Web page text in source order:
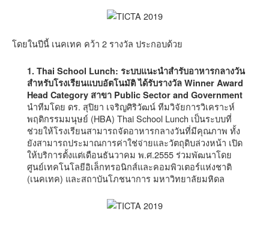
โดยในปีนี้ เนคเทค คว้า 2 รางวัล ประกอบด้วย
1. Thai School Lunch: ระบบแนะนำสำรับอาหารกลางวัน
สำหรับโรงเรียนแบบอัตโนมัติ ได้รับรางวัล Winner Award
Head Category สาขา Public Sector and Government
นำทีมโดย ดร. สุปิยา เจริญศิริวัฒน์ ทีมวิจัยการวิเคราะห์
พฤติกรรมมนุษย์ (HBA) Thai School Lunch เป็นระบบที่
ช่วยให้โรงเรียนสามารถจัดอาหารกลางวันที่มีคุณภาพ ทั้ง
ยังสามารถประมาณการค่าใช่จ่ายและวัตถุดิบล่วงหน้า เปิด
ให้บริการตั้งแต่เดือนธันวาคม พ.ศ.2555 ร่วมพัฒนาโดย
ศูนย์เทคโนโลยีอิเล็กทรอนิกส์และคอมพิวเตอร์แห่งชาติ
(เนคเทค) และสถาบันโภชนาการ มหาวิทยาลัยมหิดล